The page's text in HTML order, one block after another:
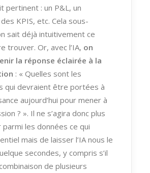
pertinent : un P&L, un
KPIS, etc. Cela sous-
sait déjà intuitivement ce
trouver. Or, avec l’IA, on
la réponse éclairée à la
: « Quelles sont les
qui devraient être portées à
aujourd’hui pour mener à
? ». Il ne s’agira donc plus
parmi les données ce qui
mais de laisser l’IA nous le
secondes, y compris s’il
de plusieurs